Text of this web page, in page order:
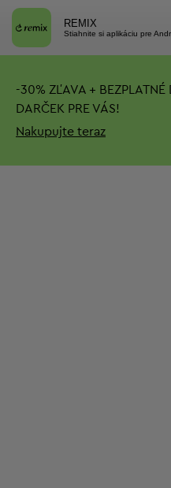
REMIX
Stiahnite si aplikáciu pre
-30% ZĽAVA + BEZPLATNÉ
DARČEK PRE VÁS!
Nakupujte teraz